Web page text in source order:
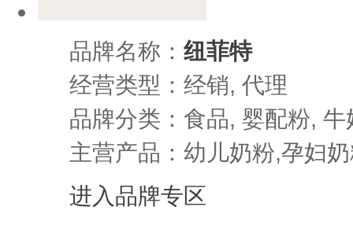
品牌名称： 纽菲特
经营类型：经销, 代理
品牌分类：食品, 婴配粉,
主营产品：幼儿奶粉,孕妇
进入品牌专区